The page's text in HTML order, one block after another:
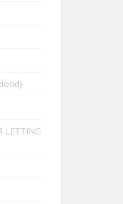
LETTING